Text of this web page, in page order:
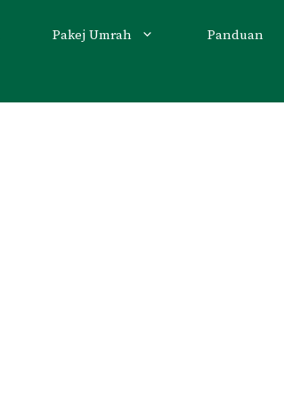
Pakej Umrah Panduan